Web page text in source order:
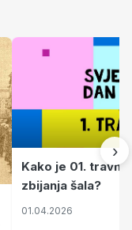
Kako je 01.
zbijanja šala?
01.04.2026
›